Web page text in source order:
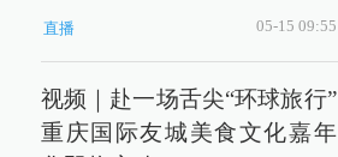
直播 05-15 09:55
视频｜赴一场舌尖“环球旅行”
重庆国际友城美食文化嘉年